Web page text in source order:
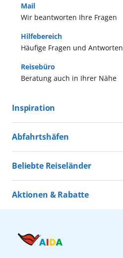
Häufige Fragen und Antworten
Hilfebereich
Wir beantworten Ihre Fragen
Mail
Beratung auch in Ihrer Nähe
Reisebüro
Inspiration
Aktivurlaub mit AIDA
Kultururlaub mit AIDA
Abfahrtshäfen
Kreuzfahrten ab Hamburg
Kreuzfahrten ab Warnemünde
Beliebte Reiseländer
Kreuzfahrten nach Norwegen
Kreuzfahrten nach Italien
Aktionen & Rabatte
Last Minute Kreuzfahrten
Kreuzfahrten mit Flug